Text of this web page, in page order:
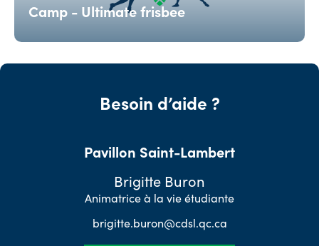
Camp - Ultimate frisbee
Besoin d’aide ?
Pavillon Saint-Lambert
Brigitte Buron
Animatrice à la vie étudiante
brigitte.buron@cdsl.qc.ca